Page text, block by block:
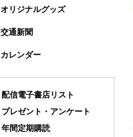
オリジナルグッズ
交通新聞
カレンダー
配信電子書店リスト
プレゼント・アンケート
年間定期購読